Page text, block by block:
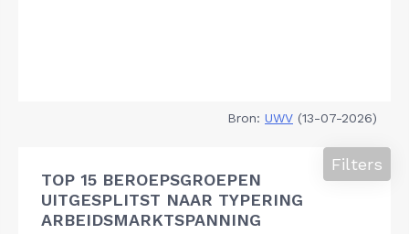
Bron: UWV (13-07-2026)
TOP 15 BEROEPSGROEPEN
UITGESPLITST NAAR TYPERING
ARBEIDSMARKTSPANNING
Filters